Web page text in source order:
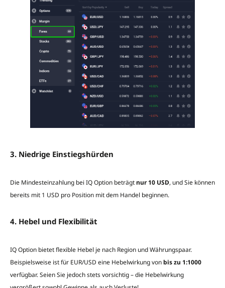
3. Niedrige Einstiegshürden
Die Mindesteinzahlung bei IQ Option beträgtnur 10 USD, und Sie können
bereits mit 1 USD pro Position mit dem Handel beginnen.
4. Hebel und Flexibilität
IQ Option bietet flexible Hebel je nach Region und Währungspaar.
Beispielsweise ist für EUR/USD eine Hebelwirkung vonbis zu 1:1000
verfügbar. Seien Sie jedoch stets vorsichtig – die Hebelwirkung